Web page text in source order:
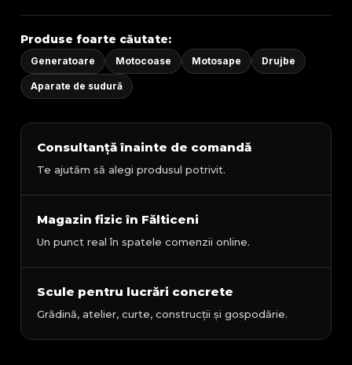
Produse foarte căutate:
Generatoare Motocoase Motosape Drujbe
Aparate de sudură
Consultanță înainte de comandă
Te ajutăm să alegi produsul potrivit.
Magazin fizic în Fălticeni
Un punct real în spatele comenzii online.
Scule pentru lucrări concrete
Grădină, atelier, curte, construcții și gospodărie.